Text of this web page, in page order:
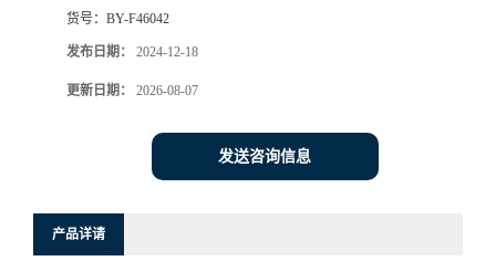
货号： BY-F46042
发布日期： 2024-12-18
更新日期： 2026-08-07
发送咨询信息
产品详请